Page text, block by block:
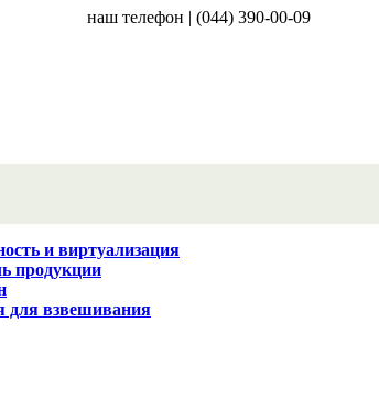
наш телефон | (044) 390-00-09
и виртуализация
продукции
для взвешивания